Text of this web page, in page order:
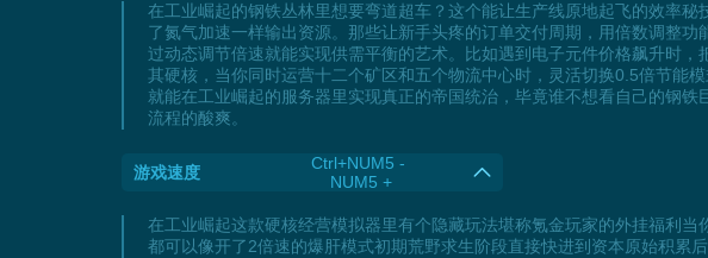
在工业崛起的钢铁丛林里想要弯道超车？这个能让生产线原地起飞的效率
了氮气加速一样输出资源。那些让新手头疼的订单交付周期，用倍数调整
过动态调节倍速就能实现供需平衡的艺术。比如遇到电子元件价格飙升时
其硬核，当你同时运营十二个矿区和五个物流中心时，灵活切换0.5倍节能
就能在工业崛起的服务器里实现真正的帝国统治，毕竟谁不想看自己的钢
流程的酸爽。
游戏速度
Ctrl+NUM5 -
NUM5 +
在工业崛起这款硬核经营模拟器里有个隐藏玩法堪称氪金玩家的外挂福利
都可以像开了2倍速的爆肝模式初期荒野求生阶段直接快进到资本原始积累